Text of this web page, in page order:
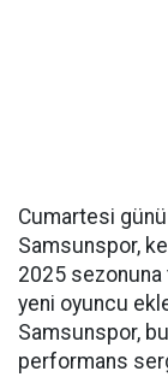
Cumartesi
Samsunspor,
2025 sezonuna
yeni oyuncu
Samsunspor,
performans